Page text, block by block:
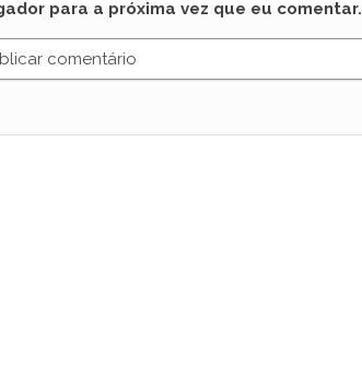
para a próxima vez que eu comentar.